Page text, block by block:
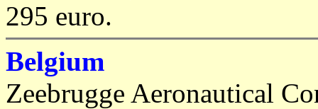
295 euro.
Belgium
Zeebrugge Aeronautical